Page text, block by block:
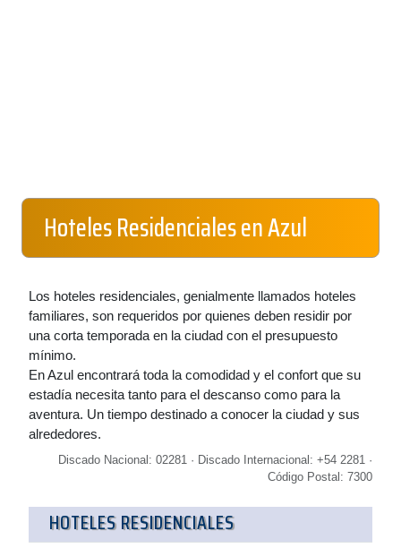
Hoteles Residenciales en Azul
Los hoteles residenciales, genialmente llamados hoteles
familiares, son requeridos por quienes deben residir por
una corta temporada en la ciudad con el presupuesto
mínimo.
En Azul encontrará toda la comodidad y el confort que su
estadía necesita tanto para el descanso como para la
aventura. Un tiempo destinado a conocer la ciudad y sus
alrededores.
Discado Nacional: 02281 · Discado Internacional: +54 2281 ·
Código Postal: 7300
HOTELES RESIDENCIALES